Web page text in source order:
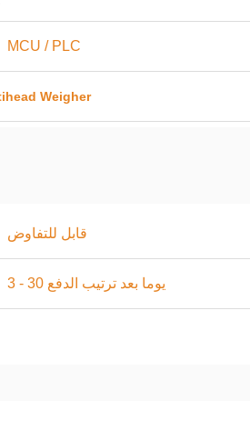
MCU / PLC
Weigher
قابل للتفاوض
3 - 30 يوما بعد ترتيب الدفع